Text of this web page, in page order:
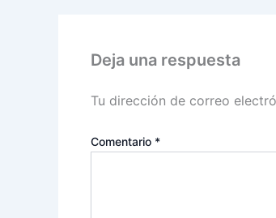
Deja una respuesta
Tu dirección de correo
Comentario *